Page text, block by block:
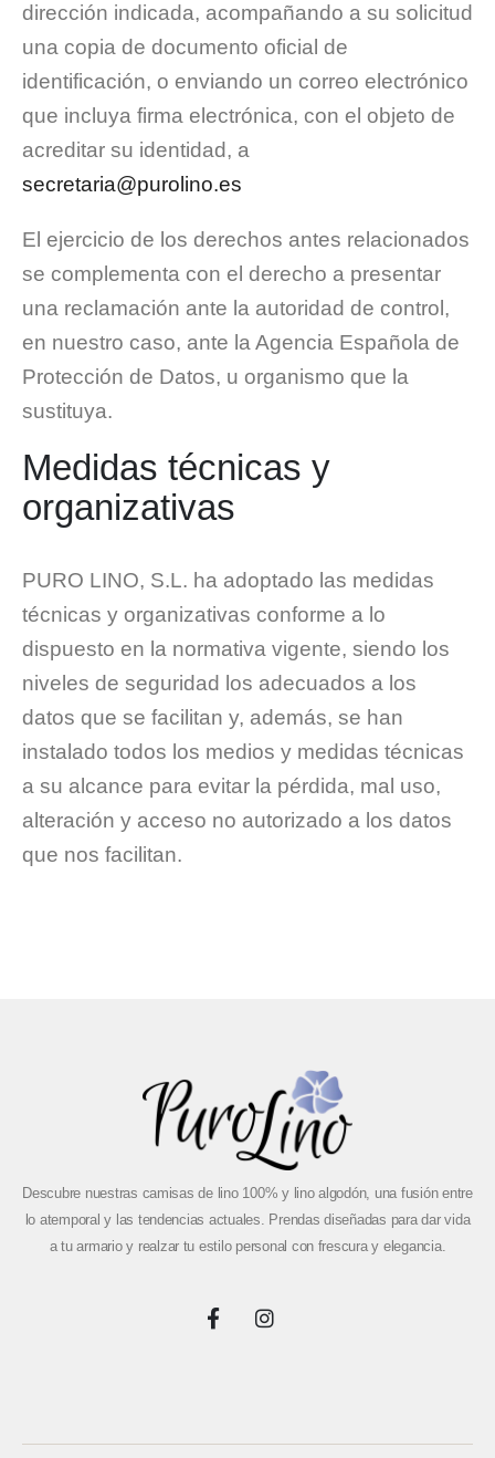
dirección indicada, acompañando a su solicitud
una copia de documento oficial de
identificación, o enviando un correo electrónico
que incluya firma electrónica, con el objeto de
acreditar su identidad, a
secretaria@purolino.es
El ejercicio de los derechos antes relacionados
se complementa con el derecho a presentar
una reclamación ante la autoridad de control,
en nuestro caso, ante la Agencia Española de
Protección de Datos, u organismo que la
sustituya.
Medidas técnicas y
organizativas
PURO LINO, S.L. ha adoptado las medidas
técnicas y organizativas conforme a lo
dispuesto en la normativa vigente, siendo los
niveles de seguridad los adecuados a los
datos que se facilitan y, además, se han
instalado todos los medios y medidas técnicas
a su alcance para evitar la pérdida, mal uso,
alteración y acceso no autorizado a los datos
que nos facilitan.
Descubre nuestras camisas de lino 100% y lino algodón, una fusión entre
lo atemporal y las tendencias actuales. Prendas diseñadas para dar vida
a tu armario y realzar tu estilo personal con frescura y elegancia.